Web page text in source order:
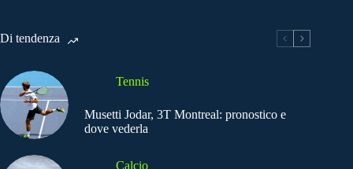
Di tendenza
Tennis
Musetti Jodar, 3T Montreal: pronostico e
dove vederla
Calcio